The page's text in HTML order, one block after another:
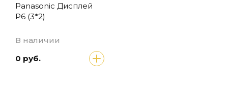
Panasonic Дисплей
P6 (3*2)
В наличии
0 руб.